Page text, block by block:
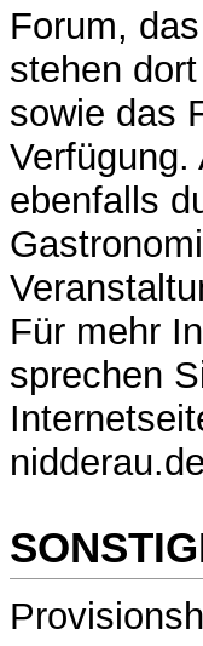
Forum,
stehen
sowie das
ebenfalls
Für mehr
sprechen